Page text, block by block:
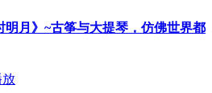
明月》~古筝与大提琴，仿佛世界都
放